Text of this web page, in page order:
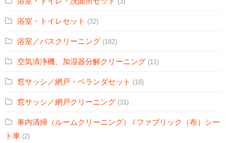
浴室・トイレセット (32)
浴室／バスクリーニング (182)
空気清浄機、加湿器分解クリーニング (11)
窓サッシ／網戸・ベランダセット (18)
窓サッシ／網戸クリーニング (31)
車内清掃（ルームクリーニング） / ファブリック（布）シー
ト車 (2)